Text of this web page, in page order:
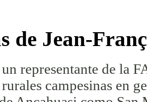
de Jean-
un representante de la
campesinas en